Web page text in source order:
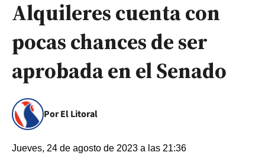
Alquileres cuenta con
pocas chances de ser
aprobada en el Senado
Por El Litoral
Jueves, 24 de agosto de 2023 a las 21:36